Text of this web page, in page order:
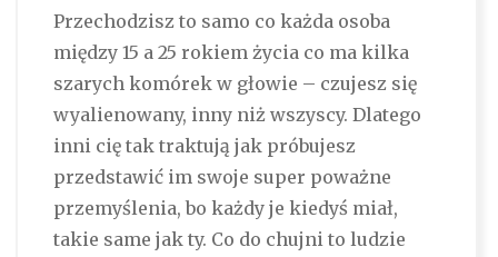
Przechodzisz to samo co każda osoba
między 15 a 25 rokiem życia co ma kilka
szarych komórek w głowie – czujesz się
wyalienowany, inny niż wszyscy. Dlatego
inni cię tak traktują jak próbujesz
przedstawić im swoje super poważne
przemyślenia, bo każdy je kiedyś miał,
takie same jak ty. Co do chujni to ludzie